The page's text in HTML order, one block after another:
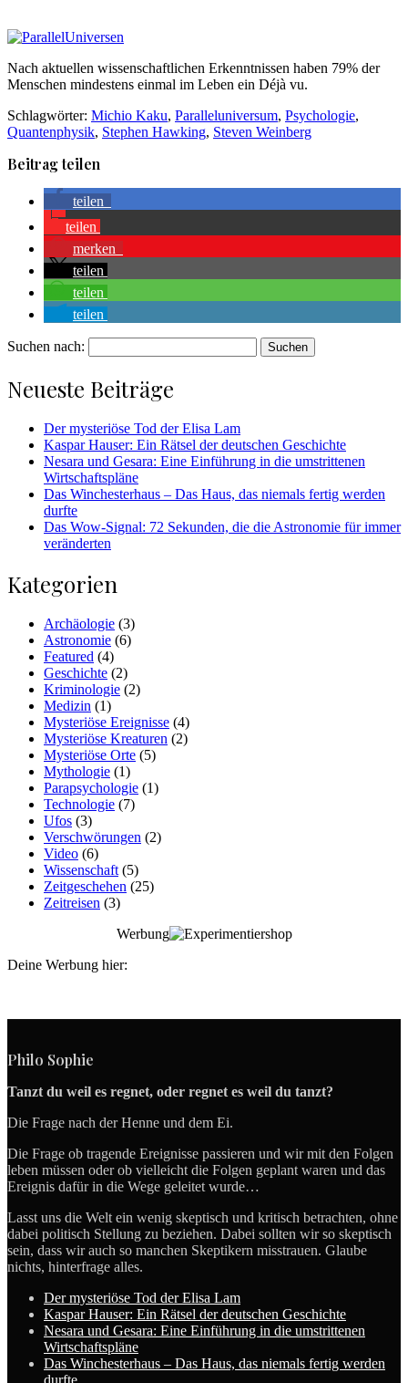
Nach aktuellen wissenschaftlichen Erkenntnissen haben 79% der
Menschen mindestens einmal im Leben ein Déjà vu.
Schlagwörter: Michio Kaku, Paralleluniversum, Psychologie,
Quantenphysik, Stephen Hawking, Steven Weinberg
Beitrag teilen
teilen
teilen
merken
teilen
teilen
teilen
Suchen nach:
Neueste Beiträge
Der mysteriöse Tod der Elisa Lam
Kaspar Hauser: Ein Rätsel der deutschen Geschichte
Nesara und Gesara: Eine Einführung in die umstrittenen
Wirtschaftspläne
Das Winchesterhaus – Das Haus, das niemals fertig werden
durfte
Das Wow-Signal: 72 Sekunden, die die Astronomie für immer
veränderten
Kategorien
Archäologie (3)
Astronomie (6)
Featured (4)
Geschichte (2)
Kriminologie (2)
Medizin (1)
Mysteriöse Ereignisse (4)
Mysteriöse Kreaturen (2)
Mysteriöse Orte (5)
Mythologie (1)
Parapsychologie (1)
Technologie (7)
Ufos (3)
Verschwörungen (2)
Video (6)
Wissenschaft (5)
Zeitgeschehen (25)
Zeitreisen (3)
Werbung
Deine Werbung hier:
Philo Sophie
Tanzt du weil es regnet, oder regnet es weil du tanzt?
Die Frage nach der Henne und dem Ei.
Die Frage ob tragende Ereignisse passieren und wir mit den Folgen
leben müssen oder ob vielleicht die Folgen geplant waren und das
Ereignis dafür in die Wege geleitet wurde…
Lasst uns die Welt ein wenig skeptisch und kritisch betrachten, ohne
dabei politisch Stellung zu beziehen. Dabei sollten wir so skeptisch
sein, dass wir auch so manchen Skeptikern misstrauen. Glaube
nichts, hinterfrage alles.
Der mysteriöse Tod der Elisa Lam
Kaspar Hauser: Ein Rätsel der deutschen Geschichte
Nesara und Gesara: Eine Einführung in die umstrittenen
Wirtschaftspläne
Das Winchesterhaus – Das Haus, das niemals fertig werden
durfte